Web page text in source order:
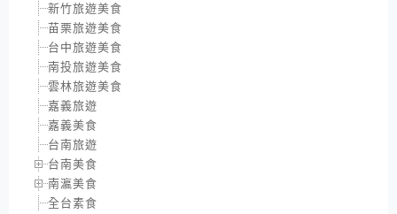
新竹旅遊美食
苗栗旅遊美食
台中旅遊美食
南投旅遊美食
雲林旅遊美食
嘉義旅遊
嘉義美食
台南旅遊
台南美食
南瀛美食
全台素食